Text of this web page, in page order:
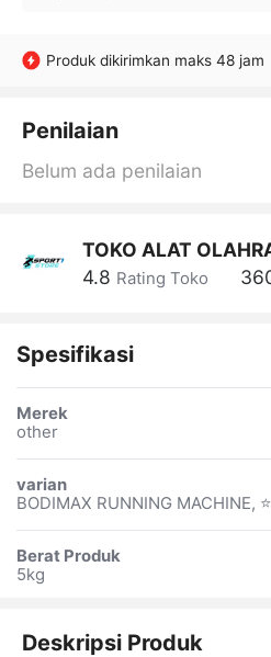
Produk dikirimkan maks 48 jam
Penilaian
Belum ada penilaian
TOKO ALAT
4.8 Rating Toko
Spesifikasi
Merek
other
varian
BODIMAX RUNNING MACHINE,
Berat Produk
5kg
Deskripsi Produk